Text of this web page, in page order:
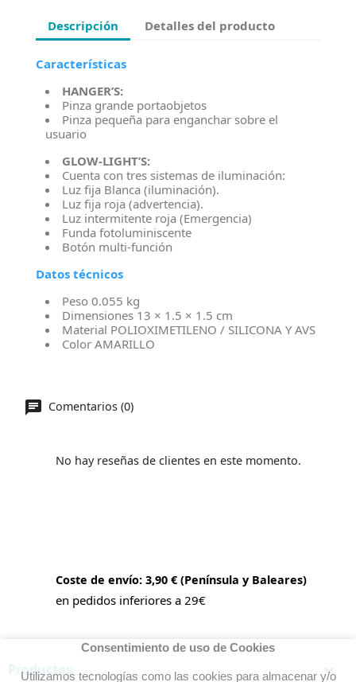
Descripción Detalles del producto
Características
HANGER’S:
Pinza grande portaobjetos
Pinza pequeña para enganchar sobre el
usuario
GLOW-LIGHT’S:
Cuenta con tres sistemas de iluminación:
Luz fija Blanca (iluminación).
Luz fija roja (advertencia).
Luz intermitente roja (Emergencia)
Funda fotoluminiscente
Botón multi-función
Datos técnicos
Peso 0.055 kg
Dimensiones 13 × 1.5 × 1.5 cm
Material POLIOXIMETILENO / SILICONA Y AVS
Color AMARILLO
Comentarios (0)
No hay reseñas de clientes en este momento.
Coste de envío: 3,90 € (Península y Baleares)
en pedidos inferiores a 29€
Productos 
Consentimiento de uso de Cookies
Utilizamos tecnologías como las cookies para almacenar y/o